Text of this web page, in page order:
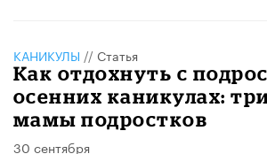
КАНИКУЛЫ // Статья
Как отдохнуть с
осенних каникулах:
мамы подростков
30 сентября